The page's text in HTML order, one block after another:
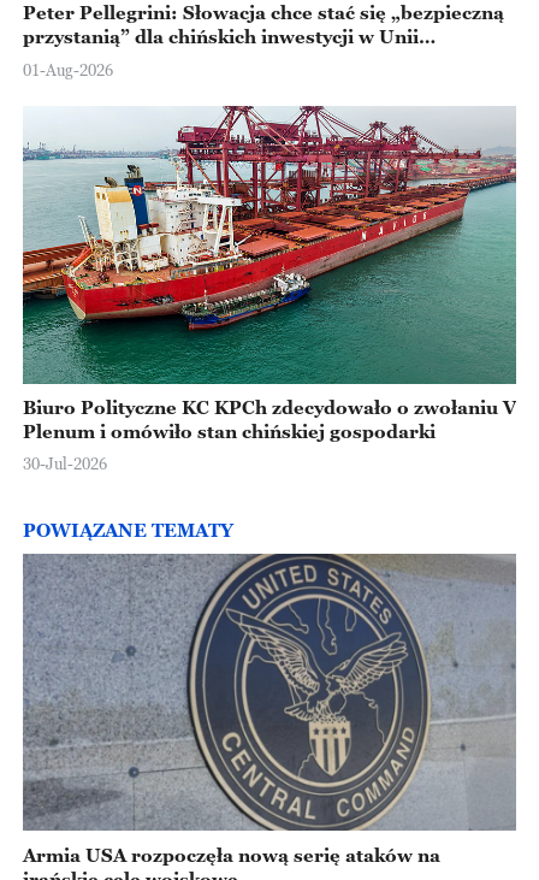
Peter Pellegrini: Słowacja chce stać się „bezpieczną
przystanią” dla chińskich inwestycji w Unii
Europejskiej
01-Aug-2026
Biuro Polityczne KC KPCh zdecydowało o zwołaniu V
Plenum i omówiło stan chińskiej gospodarki
30-Jul-2026
POWIĄZANE TEMATY
Armia USA rozpoczęła nową serię ataków na